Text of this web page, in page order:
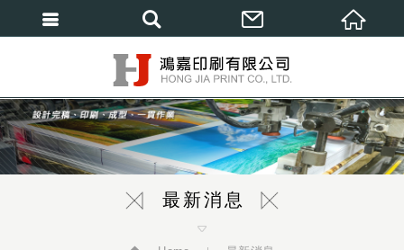
最新消息
繁體中文